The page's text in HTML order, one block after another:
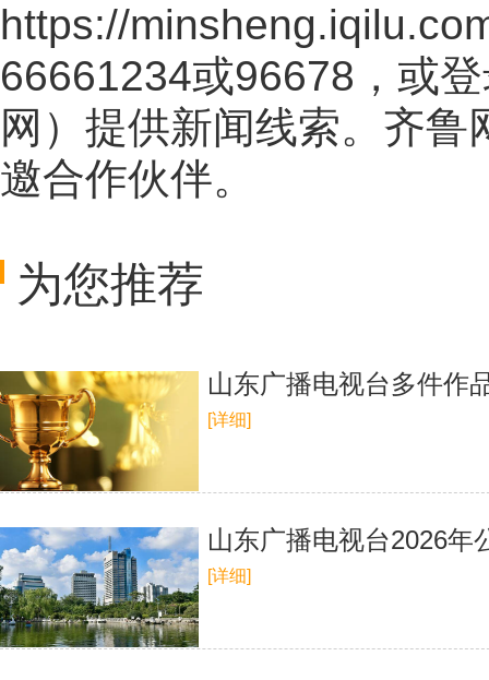
https://
66661234或96678，或
网 ）提供新闻线索。齐鲁
邀合作伙伴。
为您推荐
山东广播电视台多件作
[详细]
山东广播电视台2026年
[详细]